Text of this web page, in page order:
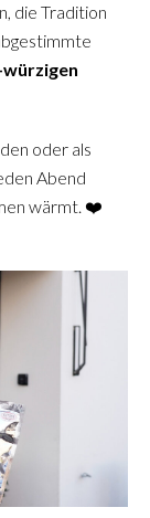
die Tradition
oder als
Abend
wärmt. ❤️